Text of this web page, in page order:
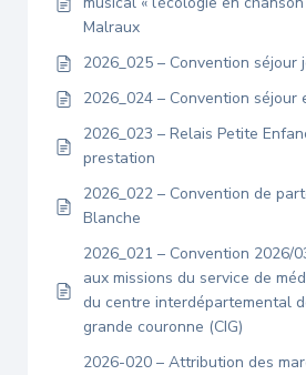
Malraux
2026_025 – Convention séjour
2026_024 – Convention séjour
2026_023 – Relais Petite
prestation
2026_022 – Convention de
Blanche
2026_021 – Convention 2026/
aux missions du service de
du centre interdépartemental
grande couronne (CIG)
2026-020 – Attribution des